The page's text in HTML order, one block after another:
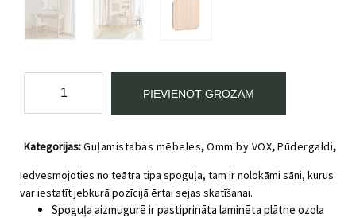
atliekamām
OMM
by
VOX
daudzums
PIEVIENOT GROZAM
Kategorijas:Guļamistabas mēbeles,Omm by VOX,Pūdergaldi,
Iedvesmojoties no teātra tipa spoguļa, tam ir nolokāmi sāni, kurus
var iestatīt jebkurā pozīcijā ērtai sejas skatīšanai.
Spoguļa aizmugurē ir pastiprināta laminēta plātne ozola